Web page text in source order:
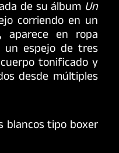
de su álbum Un
corriendo en un
aparece en ropa
espejo de tres
tonificado y
desde múltiples